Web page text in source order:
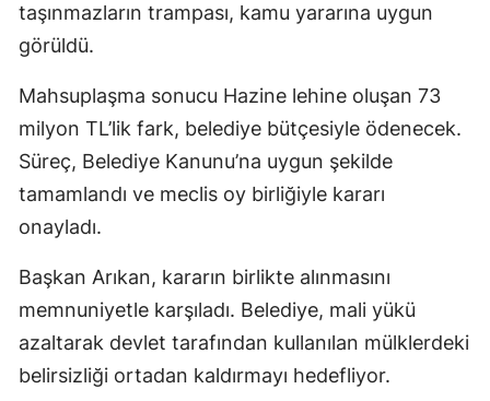
taşınmazların trampası, kamu yararına uygun
görüldü.
Mahsuplaşma sonucu Hazine lehine oluşan 73
milyon TL’lik fark, belediye bütçesiyle ödenecek.
Süreç, Belediye Kanunu’na uygun şekilde
tamamlandı ve meclis oy birliğiyle kararı
onayladı.
Başkan Arıkan, kararın birlikte alınmasını
memnuniyetle karşıladı. Belediye, mali yükü
azaltarak devlet tarafından kullanılan mülklerdeki
belirsizliği ortadan kaldırmayı hedefliyor.